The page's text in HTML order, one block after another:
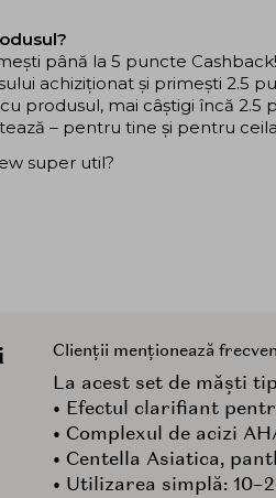
până la 5 puncte Cashback!
achiziționat și primești 2.5
produsul, mai câștigi încă 2.5
– pentru tine și pentru
super util?
Clienții menționează
La acest set de măști
• Efectul clarifiant
• Complexul de acizi
• Centella Asiatica,
• Utilizarea simplă: